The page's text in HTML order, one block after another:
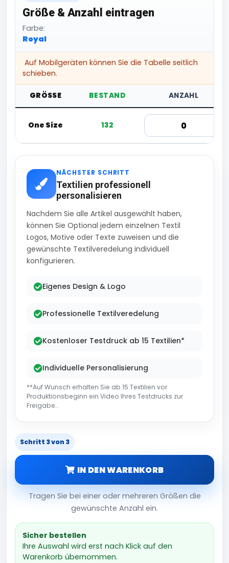
Größe & Anzahl eintragen
Farbe:
Royal
Auf Mobilgeräten können Sie die Tabelle seitlich
schieben.
GRÖSSE BESTAND ANZAHL
One Size 132
NÄCHSTER SCHRITT
Textilien professionell
personalisieren
Nachdem Sie alle Artikel ausgewählt haben,
können Sie Optional jedem einzelnen Textil
Logos, Motive oder Texte zuweisen und die
gewünschte Textilveredelung individuell
konfigurieren.
Eigenes Design & Logo
Professionelle Textilveredelung
Kostenloser Testdruck ab 15 Textilien*
Individuelle Personalisierung
**Auf Wunsch erhalten Sie ab 15 Textilien vor
Produktionsbeginn ein Video Ihres Testdrucks zur
Freigabe..
Schritt 3 von 3
IN DEN WARENKORB
Tragen Sie bei einer oder mehreren Größen die
gewünschte Anzahl ein.
Sicher bestellen
Ihre Auswahl wird erst nach Klick auf den
Warenkorb übernommen.